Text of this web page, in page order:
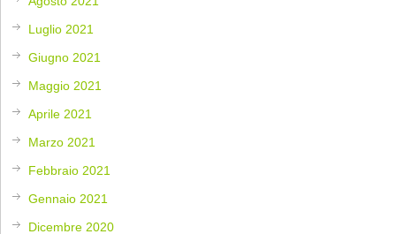
Luglio 2021
Giugno 2021
Maggio 2021
Aprile 2021
Marzo 2021
Febbraio 2021
Gennaio 2021
Dicembre 2020